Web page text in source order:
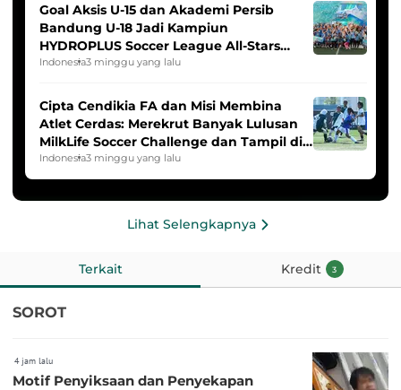
Goal Aksis U-15 dan Akademi Persib
Bandung U-18 Jadi Kampiun
HYDROPLUS Soccer League All-Stars
2025/2026
Indonesia3 minggu yang lalu
Cipta Cendikia FA dan Misi Membina
Atlet Cerdas: Merekrut Banyak Lulusan
MilkLife Soccer Challenge dan Tampil di
HYDROPLUS Soccer League
Indonesia3 minggu yang lalu
Lihat Selengkapnya
Terkait Kredit 3
SOROT
4 jam lalu
Motif Penyiksaan dan Penyekapan